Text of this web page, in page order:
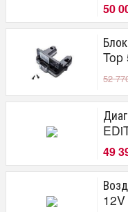
50
Top
52
49
12V